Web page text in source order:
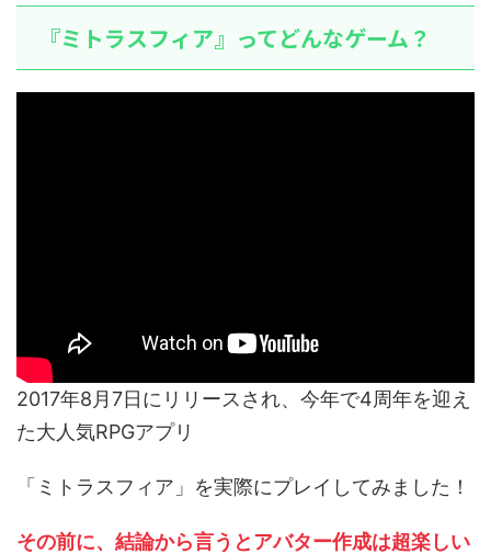
『ミトラスフィア』ってどんなゲーム？
2017年8月7日にリリースされ、今年で4周年を迎え
た大人気RPGアプリ
「ミトラスフィア」を実際にプレイしてみました！
その前に、結論から言うとアバター作成は超楽しい